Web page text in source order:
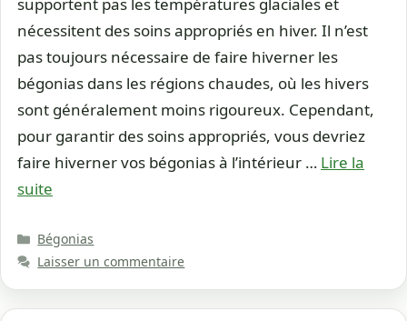
nécessitent des soins appropriés en hiver. Il n’est
pas toujours nécessaire de faire hiverner les
bégonias dans les régions chaudes, où les hivers
sont généralement moins rigoureux. Cependant,
pour garantir des soins appropriés, vous devriez
faire hiverner vos bégonias à l’intérieur … Lire la
suite
Catégories
Bégonias
Laisser un commentaire